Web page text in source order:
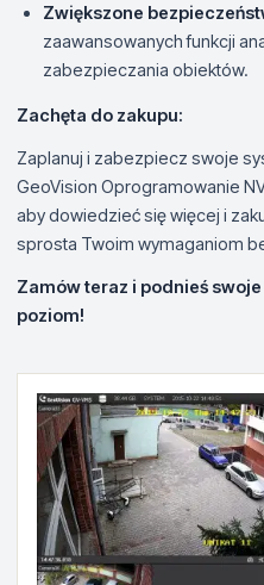
Zwiększone
zaawansowanych funkcji
zabezpieczania obiektów.
Zachęta do zakupu:
Zaplanuj i zabezpiecz swoje
GeoVision Oprogramowanie
aby dowiedzieć się więcej i
sprosta Twoim wymaganiom
Zamów teraz i podnieś
poziom!